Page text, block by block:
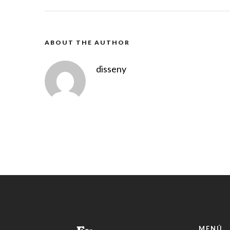
ABOUT THE AUTHOR
disseny